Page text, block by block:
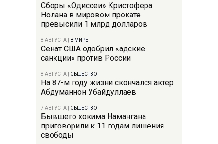
Сборы «Одиссеи» Кристофера
Нолана в мировом прокате
превысили 1 млрд долларов
8 АВГУСТА В МИРЕ
Сенат США одобрил «адские
санкции» против России
8 АВГУСТА ОБЩЕСТВО
На 87-м году жизни скончался актер
Абдуманнон Убайдуллаев
7 АВГУСТА ОБЩЕСТВО
Бывшего хокима Намангана
приговорили к 11 годам лишения
свободы